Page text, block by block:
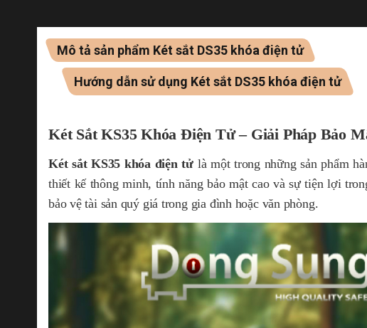
Mô tả sản phẩm Két sắt DS35 khóa điện tử
Hướng dẫn sử dụng Két sắt DS35 khóa điện tử
Két Sắt KS35 Khóa Điện Tử – Giải Pháp Bảo
Két sắt KS35 khóa điện tử là một trong những sản phẩm
thiết kế thông minh, tính năng bảo mật cao và sự tiện lợi
bảo vệ tài sản quý giá trong gia đình hoặc văn phòng.